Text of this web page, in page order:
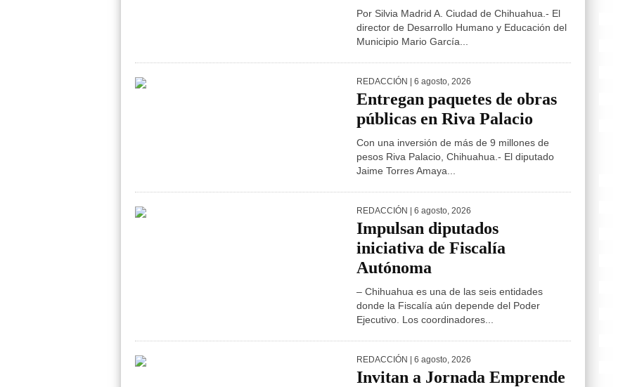
Por Silvia Madrid A. Ciudad de Chihuahua.- El
director de Desarrollo Humano y Educación del
Municipio Mario García...
REDACCIÓN | 6 agosto, 2026
Entregan paquetes de obras
públicas en Riva Palacio
Con una inversión de más de 9 millones de
pesos Riva Palacio, Chihuahua.- El diputado
Jaime Torres Amaya...
REDACCIÓN | 6 agosto, 2026
Impulsan diputados
iniciativa de Fiscalía
Autónoma
– Chihuahua es una de las seis entidades
donde la Fiscalía aún depende del Poder
Ejecutivo. Los coordinadores...
REDACCIÓN | 6 agosto, 2026
Invitan a Jornada Emprende